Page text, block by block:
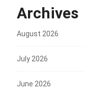
Archives
August 2026
July 2026
June 2026